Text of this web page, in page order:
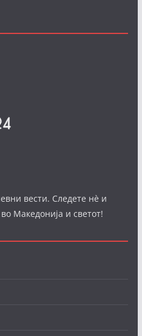
вести. Следете нè и
Македонија и светот!